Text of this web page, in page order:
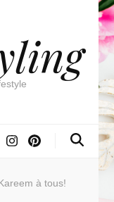
à tous!